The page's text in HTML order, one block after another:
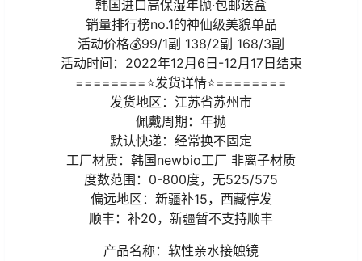
韩国进口高保湿年抛·包邮送盒
销量排行榜no.1的神仙级美貌单品
活动价格💰99/1副 138/2副 168/3副
活动时间：2022年12月6日-12月17日结束
========⭐发货详情⭐========
发货地区：江苏省苏州市
佩戴周期：年抛
默认快递：经常换不固定
工厂材质：韩国newbio工厂 非离子材质
度数范围：0-800度，无525/575
偏远地区：新疆补15，西藏停发
顺丰：补20，新疆暂不支持顺丰
产品名称：软性亲水接触镜